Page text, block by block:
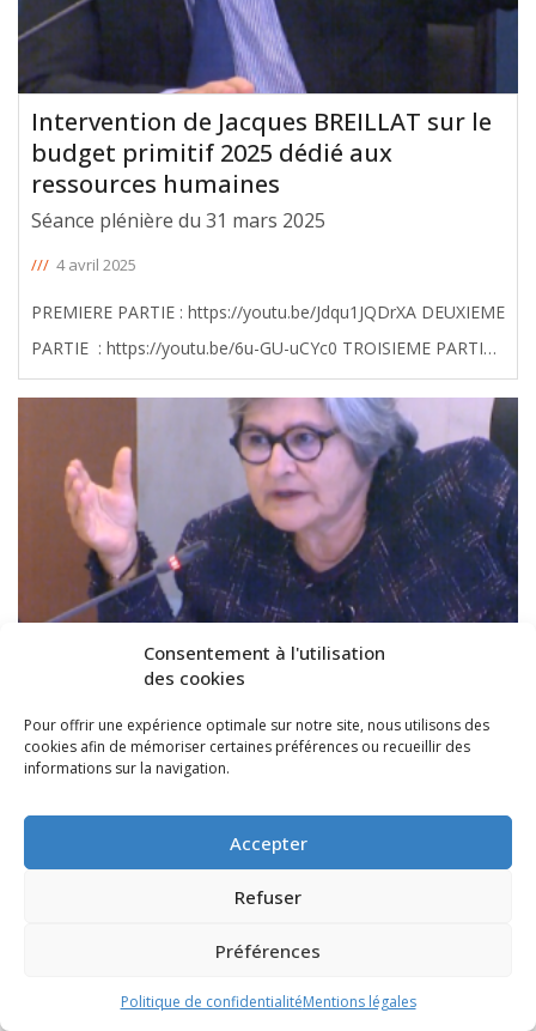
Consentement à l'utilisation
des cookies
Pour offrir une expérience optimale sur notre site, nous utilisons des
cookies afin de mémoriser certaines préférences ou recueillir des
informations sur la navigation.
Accepter
Refuser
Préférences
Politique de confidentialitéMentions légales
Intervention de Jacques BREILLAT sur le
budget primitif 2025 dédié aux
ressources humaines
Séance plénière du 31 mars 2025
/// 4 avril 2025
PREMIERE PARTIE : https://youtu.be/Jdqu1JQDrXA DEUXIEME
PARTIE : https://youtu.be/6u-GU-uCYc0 TROISIEME PARTIE :
https://youtu.be/dYoI6G_HxUo
Intervention de May ANTOUN sur le
budget primitif 2025 en faveur des aînés
/// 4 avril 2025